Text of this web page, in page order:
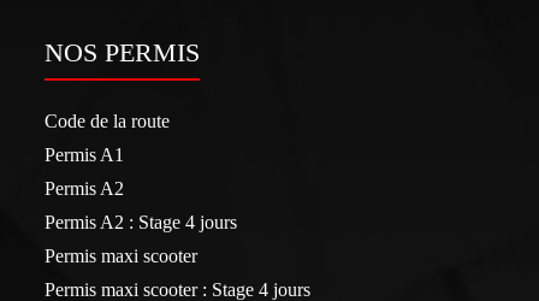
NOS PERMIS
Code de la route
Permis A1
Permis A2
Permis A2 : Stage 4 jours
Permis maxi scooter
Permis maxi scooter : Stage 4 jours